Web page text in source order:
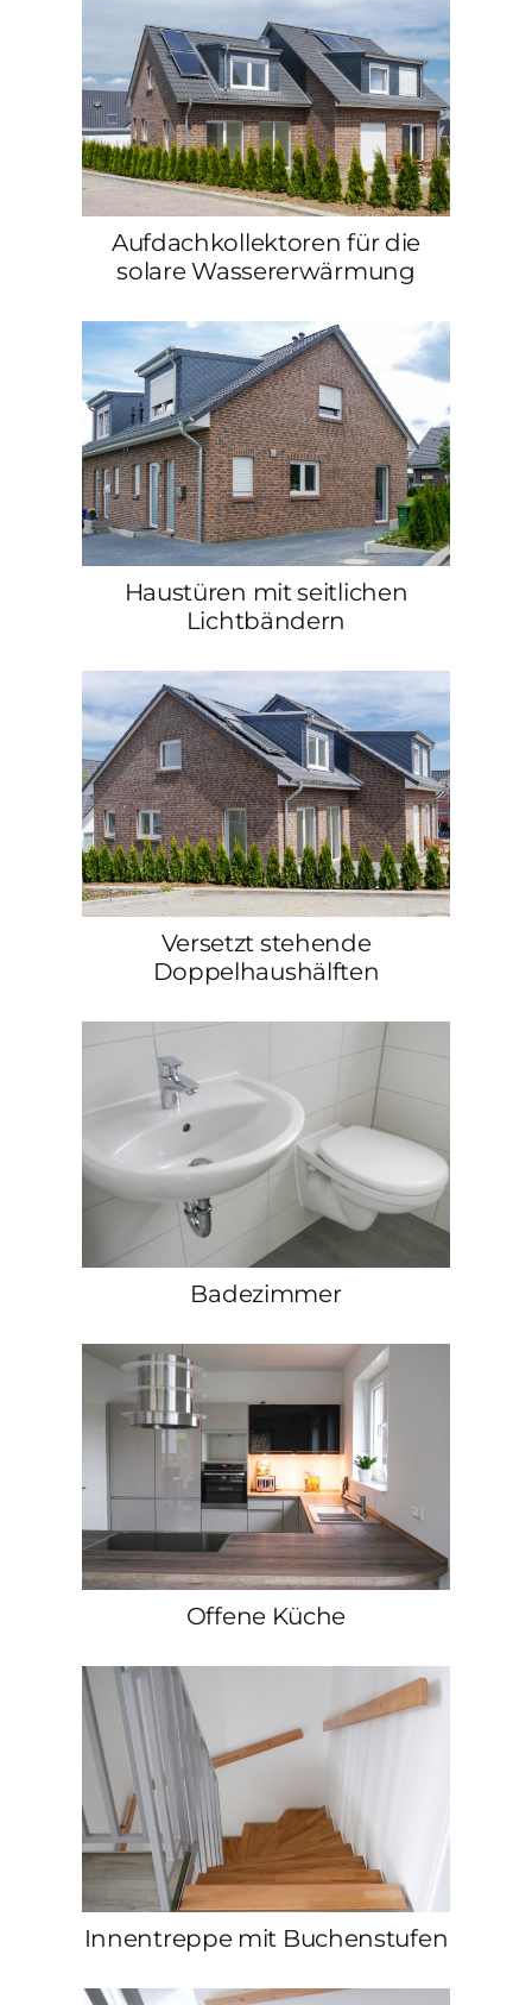
Aufdachkollektoren für die
solare Wassererwärmung
Haustüren mit seitlichen
Lichtbändern
Versetzt stehende
Doppelhaushälften
Badezimmer
Offene Küche
Innentreppe mit Buchenstufen